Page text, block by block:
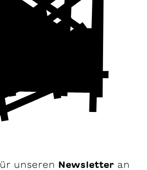
unseren Newsletter an